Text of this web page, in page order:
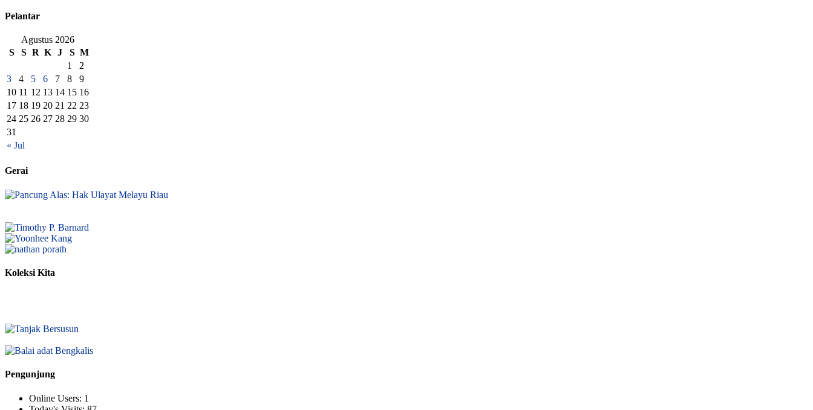
Pelantar
Agustus 2026
S
S R K J S M
« Jul
1
2
3
4 5 6 7 8
9
10 11 12 13 14 15 16
17 18 19 20 21 22 23
24 25 26 27 28 29 30
31
Gerai
Koleksi Kita
Pengunjung
Online Users: 1